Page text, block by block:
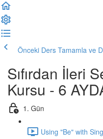
Önceki Ders Tamamla ve
Sıfırdan İleri
Kursu - 6
1. Gün
Using "Be" with